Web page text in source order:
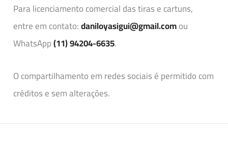
Para licenciamento comercial das tiras e cartuns,
entre em contato:daniloyasigui@gmail.comou
WhatsApp(11) 94204-6635.
O compartilhamento em redes sociais é permitido com
créditos e sem alterações.